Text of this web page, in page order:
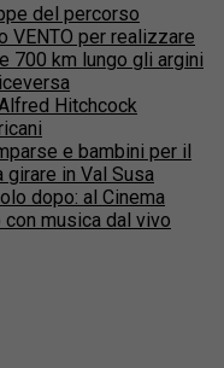
del percorso
VENTO per realizzare
700 km lungo gli argini
Hitchcock
e bambini per il
in Val Susa
dopo: al Cinema
musica dal vivo